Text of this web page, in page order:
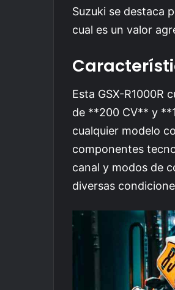
Suzuki se destaca
cual es un valor
Esta GSX-R1000R
de **200 CV** y
cualquier modelo
componentes
canal y modos de
diversas